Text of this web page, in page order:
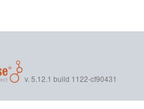
v. 5.12.1 build 1122-cf90431